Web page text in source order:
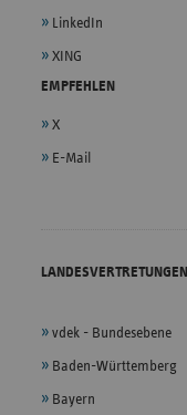
LinkedIn
XING
EMPFEHLEN
X
E-Mail
LANDESVERTRETUNGEN
vdek - Bundesebene
Baden-Württemberg
Bayern